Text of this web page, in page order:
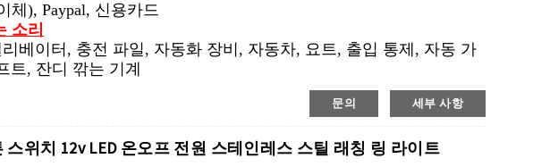
체), Paypal, 신용카드
소리
리베이터, 충전 파일, 자동화 장비, 자동차, 요트, 출입 통제, 자동 가
트, 잔디 깎는 기계
문의 세부 사항
스위치 12v LED 온오프 전원 스테인레스 스틸 래칭 링 라이트